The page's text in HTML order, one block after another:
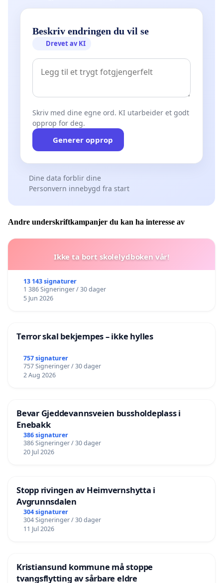
Beskriv endringen du vil se
Drevet av KI
Skriv med dine egne ord. KI utarbeider et godt
opprop for deg.
Generer opprop
Dine data forblir dine
Personvern innebygd fra start
Andre underskriftkampanjer du kan ha interesse av
Ikke ta bort skolelydboken vår!
13 143 signaturer
1 386 Signeringer / 30 dager
5 Jun 2026
Terror skal bekjempes – ikke hylles
757 signaturer
757 Signeringer / 30 dager
2 Aug 2026
Bevar Gjeddevannsveien bussholdeplass i
Enebakk
386 signaturer
386 Signeringer / 30 dager
20 Jul 2026
Stopp rivingen av Heimvernshytta i
Avgrunnsdalen
304 signaturer
304 Signeringer / 30 dager
11 Jul 2026
Kristiansund kommune må stoppe
tvangsflytting av sårbare eldre